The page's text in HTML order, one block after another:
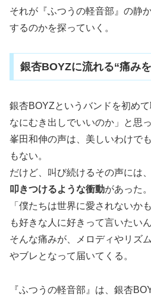
それが『ふつうの軽音部』の静
するのかを探っていく。
銀杏BOYZに流れる“痛み
銀杏BOYZというバンドを初め
なにむき出しでいいのか」と思っ
峯田和伸の声は、美しいわけで
もない。
だけど、叫び続けるその声には、
叩きつけるような衝動があった。
「僕たちは世界に愛されないか
も好きな人に好きって言いたいん
そんな痛みが、メロディやリズ
やブレとなって届いてくる。
『ふつうの軽音部』は、銀杏